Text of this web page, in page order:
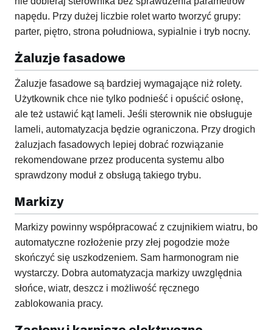
napędu. Przy dużej liczbie rolet warto tworzyć grupy:
parter, piętro, strona południowa, sypialnie i tryb nocny.
Żaluzje fasadowe
Żaluzje fasadowe są bardziej wymagające niż rolety.
Użytkownik chce nie tylko podnieść i opuścić osłonę,
ale też ustawić kąt lameli. Jeśli sterownik nie obsługuje
lameli, automatyzacja będzie ograniczona. Przy drogich
żaluzjach fasadowych lepiej dobrać rozwiązanie
rekomendowane przez producenta systemu albo
sprawdzony moduł z obsługą takiego trybu.
Markizy
Markizy powinny współpracować z czujnikiem wiatru, bo
automatyczne rozłożenie przy złej pogodzie może
skończyć się uszkodzeniem. Sam harmonogram nie
wystarczy. Dobra automatyzacja markizy uwzględnia
słońce, wiatr, deszcz i możliwość ręcznego
zablokowania pracy.